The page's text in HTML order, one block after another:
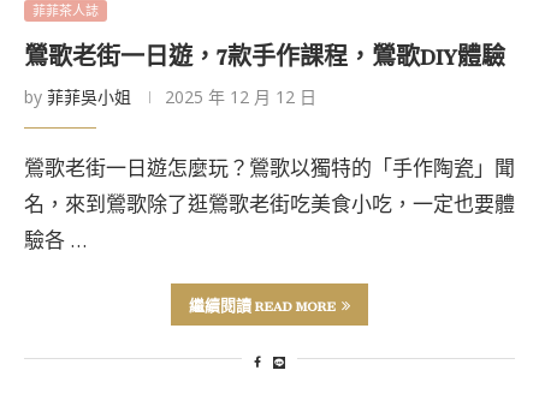
菲菲茶人誌
鶯歌老街一日遊，7款手作課程，鶯歌DIY體驗
by 菲菲吳小姐 2025 年 12 月 12 日
鶯歌老街一日遊怎麼玩？鶯歌以獨特的「手作陶瓷」聞
名，來到鶯歌除了逛鶯歌老街吃美食小吃，一定也要體
驗各 …
繼續閱讀 READ MORE